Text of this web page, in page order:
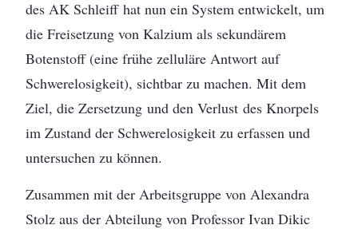
des AK Schleiff hat nun ein System entwickelt, um
die Freisetzung von Kalzium als sekundärem
Botenstoff (eine frühe zelluläre Antwort auf
Schwerelosigkeit), sichtbar zu machen. Mit dem
Ziel, die Zersetzung und den Verlust des Knorpels
im Zustand der Schwerelosigkeit zu erfassen und
untersuchen zu können.
Zusammen mit der Arbeitsgruppe von Alexandra
Stolz aus der Abteilung von Professor Ivan Dikic